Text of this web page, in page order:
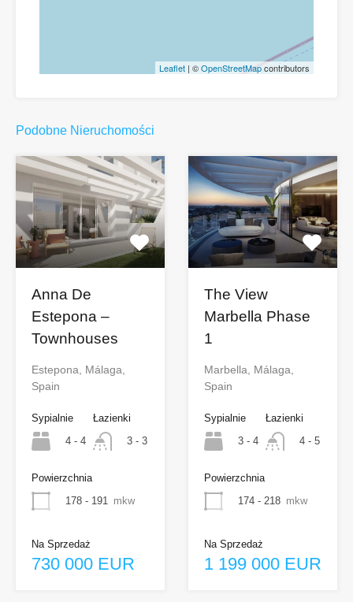
Leaflet | ©OpenStreetMapcontributors
Podobne Nieruchomości
Anna De
Estepona –
Townhouses
Estepona, Málaga,
Spain
Sypialnie
4 - 4
Łazienki
3 - 3
Powierzchnia
178 - 191 mkw
Na Sprzedaż
730 000 EUR
The View
Marbella Phase
1
Marbella, Málaga,
Spain
Sypialnie
3 - 4
Łazienki
4 - 5
Powierzchnia
174 - 218 mkw
Na Sprzedaż
1 199 000 EUR